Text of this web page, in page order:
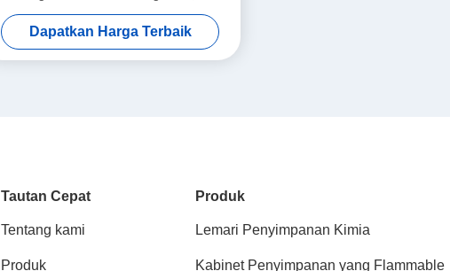
Dapatkan Harga Terbaik
Tautan Cepat
Tentang kami
Produk
Produk
Lemari Penyimpanan Kimia
Kabinet Penyimpanan yang Flammable